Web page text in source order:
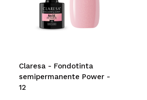
Claresa - Fondotinta
semipermanente Power -
12